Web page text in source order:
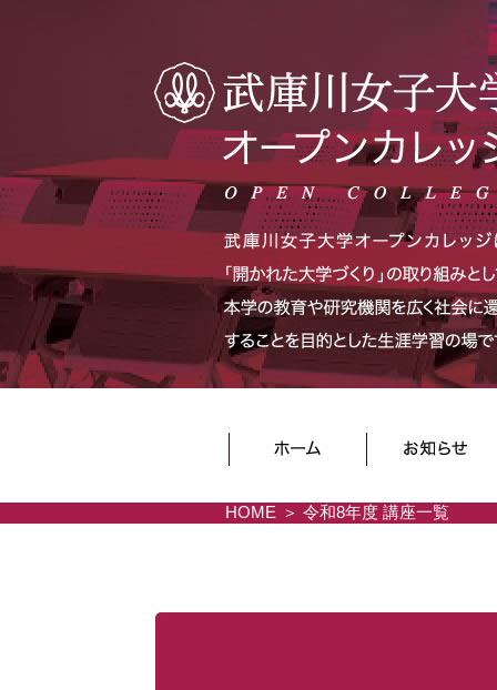
HOME 令和8年度 講座一覧